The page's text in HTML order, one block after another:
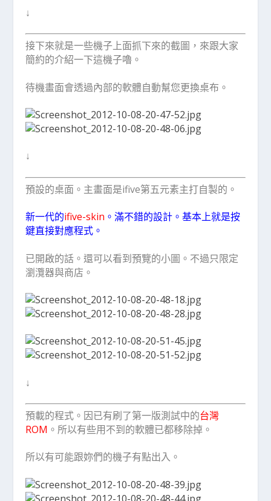
↓
接下來就是一些機子上面抓下來的截圖，來跟大家
簡約的介紹一下這機子嚕。
待機畫面會透過內部的軟體自動幫您更換桌布。
↓
預設的桌面。主畫面是ifive第五元素主打自製的。
新一代的ifive-skin 。滿不錯的設計。基本上就是按
鍵直接對應程式。
已開啟的話。還可以看到預覽的小圖。不過只限定
瀏灠器與商店。
↓
預載的程式。因已有刷了第一版測試中的台灣
ROM 。所以有些用不到的軟體已都移除掉。
所以有可能跟妳們的機子有點出入。